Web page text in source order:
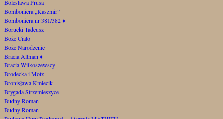
Bolesława Prusa
Bomboniera „Kaszmir”
Bomboniera nr 381/382♦
Borucki Tadeusz
Boże Ciało
Boże Narodzenie
Bracia Altman ♦
Bracia Wilkoszewscy
Brodecka i Motz
Bronisława Kmiecik
Brygada Strzemieszyce
Budny Roman
Budny Roman